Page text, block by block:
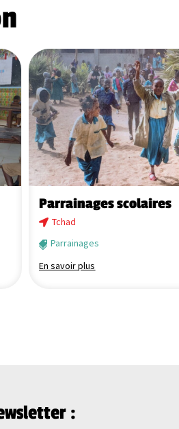
Parrainages scolaires
Tchad
Parrainages
En savoir plus
: